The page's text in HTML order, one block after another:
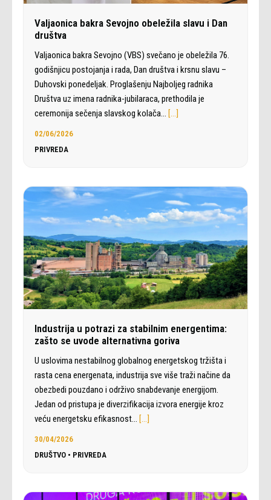
Valjaonica bakra Sevojno obeležila slavu i Dan
društva
Valjaonica bakra Sevojno (VBS) svečano je obeležila 76.
godišnjicu postojanja i rada, Dan društva i krsnu slavu –
Duhovski ponedeljak. Proglašenju Najboljeg radnika
Društva uz imena radnika-jubilaraca, prethodila je
ceremonija sečenja slavskog kolača… […]
02/06/2026
PRIVREDA
Industrija u potrazi za stabilnim energentima:
zašto se uvode alternativna goriva
U uslovima nestabilnog globalnog energetskog tržišta i
rasta cena energenata, industrija sve više traži načine da
obezbedi pouzdano i održivo snabdevanje energijom.
Jedan od pristupa je diverzifikacija izvora energije kroz
veću energetsku efikasnost… […]
30/04/2026
DRUŠTVO • PRIVREDA